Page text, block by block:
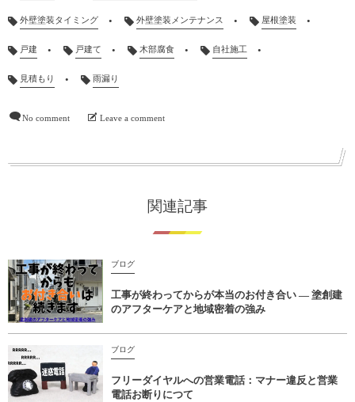
外壁塗装タイミング 外壁塗装メンテナンス 屋根塗装
戸建 戸建て 木部腐食 自社施工
見積もり 雨漏り
No comment Leave a comment
関連記事
ブログ
工事が終わってからが本当のお付き合い ― 塗創建
のアフターケアと地域密着の強み
ブログ
フリーダイヤルへの営業電話：マナー違反と営業
電話お断りにつて